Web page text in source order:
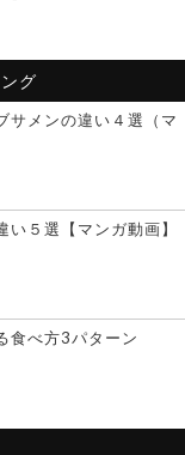
グ
サメンの違い４選（マ
い５選【マンガ動画】
食べ方3パターン